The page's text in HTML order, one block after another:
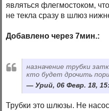
являться флегмостоком,
не текла сразу в шлюз
Добавлено через 7мин.:
назначение трубки
кто будет дрочить
Урий, 06 Февр. 18,
Трубки это шлюзы. Не